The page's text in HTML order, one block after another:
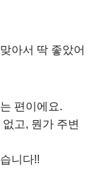
아서 딱 좋았어
편이에요.
고, 뭔가 주변
니다!!